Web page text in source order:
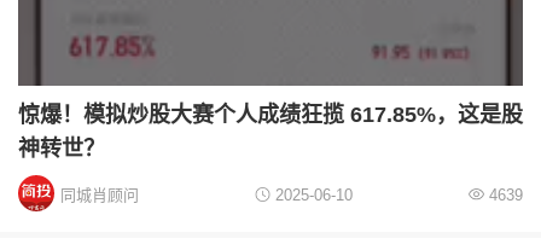
惊爆！模拟炒股大赛个人成绩狂揽 617.85%，这是股
神转世？
同城肖顾问 2025-06-10 4639